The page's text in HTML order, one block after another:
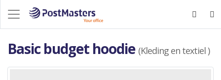
Basic budget hoodie (Kleding en textiel )